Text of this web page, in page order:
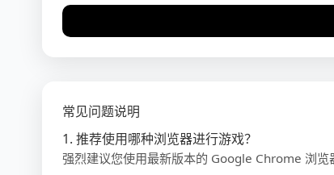
常见问题说明
1. 推荐使用哪种浏览器进行游戏？
强烈建议您使用最新版本的 Google Chrome 浏览